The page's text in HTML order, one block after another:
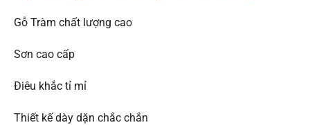
Gỗ Tràm chất lượng cao
Sơn cao cấp
Điêu khắc tỉ mỉ
Thiết kế dày dặn chắc chắn